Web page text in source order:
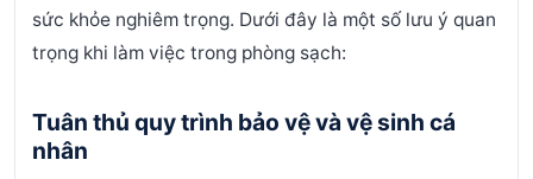
sức khỏe nghiêm trọng. Dưới đây là một số lưu ý quan
trọng khi làm việc trong phòng sạch:
Tuân thủ quy trình bảo vệ và vệ sinh cá
nhân